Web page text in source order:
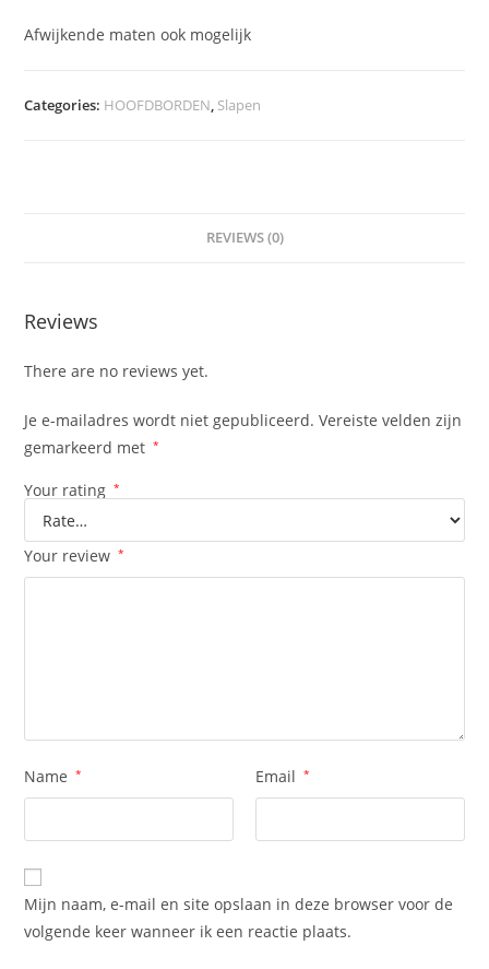
Afwijkende maten ook mogelijk
Categories: HOOFDBORDEN, Slapen
REVIEWS (0)
Reviews
There are no reviews yet.
Je e-mailadres wordt niet gepubliceerd. Vereiste velden zijn
gemarkeerd met *
Your rating *
Your review *
Name * Email *
Mijn naam, e-mail en site opslaan in deze browser voor de
volgende keer wanneer ik een reactie plaats.